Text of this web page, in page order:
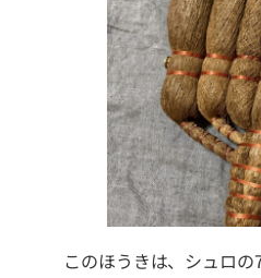
このほうきは、シュロの